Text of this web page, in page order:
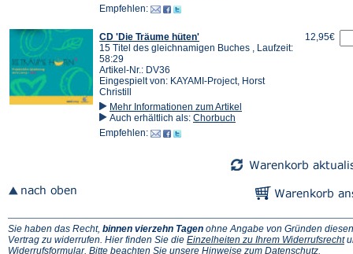
Empfehlen:
CD 'Die Träume hüten'
15 Titel des gleichnamigen Buches , Laufzeit:
58:29
Artikel-Nr.: DV36
Eingespielt von: KAYAMI-Project, Horst
Christill
Mehr Informationen zum Artikel
Auch erhältlich als: Chorbuch
Empfehlen:
12,95€
Sie haben das Recht, binnen vierzehn Tagen ohne Angabe von Gründen diesen
Vertrag zu widerrufen. Hier finden Sie die Einzelheiten zu Ihrem Widerrufsrecht
Widerrufsformular(Öffnet
. Bitte beachten Sie unsere Hinweise zum Datenschutz(Öffnet